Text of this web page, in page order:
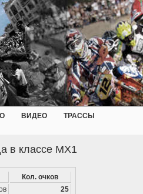
ВИДЕО ТРАССЫ
в классе MX1
Кол. очков
25